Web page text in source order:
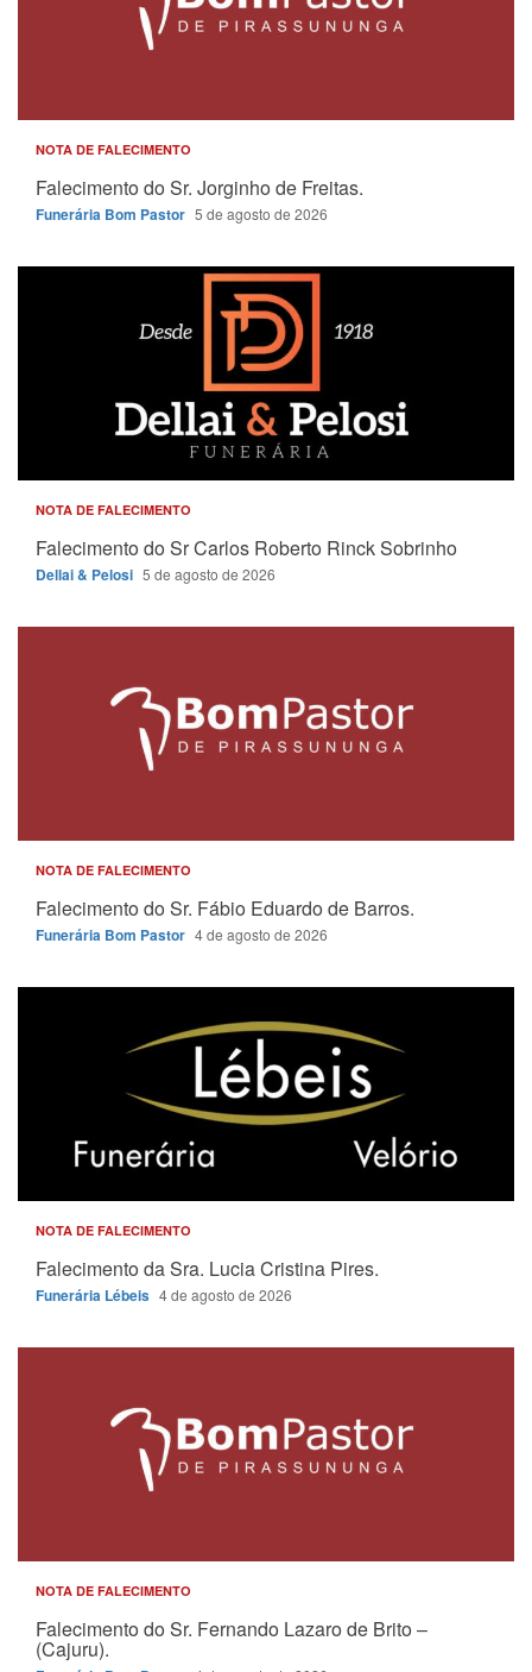
NOTA DE FALECIMENTO
Falecimento do Sr. Jorginho de Freitas.
Funerária Bom Pastor 5 de agosto de 2026
NOTA DE FALECIMENTO
Falecimento do Sr Carlos Roberto Rinck Sobrinho
Dellai & Pelosi 5 de agosto de 2026
NOTA DE FALECIMENTO
Falecimento do Sr. Fábio Eduardo de Barros.
Funerária Bom Pastor 4 de agosto de 2026
NOTA DE FALECIMENTO
Falecimento da Sra. Lucia Cristina Pires.
Funerária Lébeis 4 de agosto de 2026
NOTA DE FALECIMENTO
Falecimento do Sr. Fernando Lazaro de Brito –
(Cajuru).